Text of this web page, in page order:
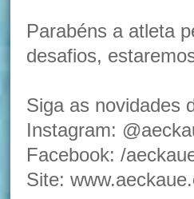
Parabéns a atleta
desafios,
Siga as novidades
Instagram:
Facebook: /
Site: